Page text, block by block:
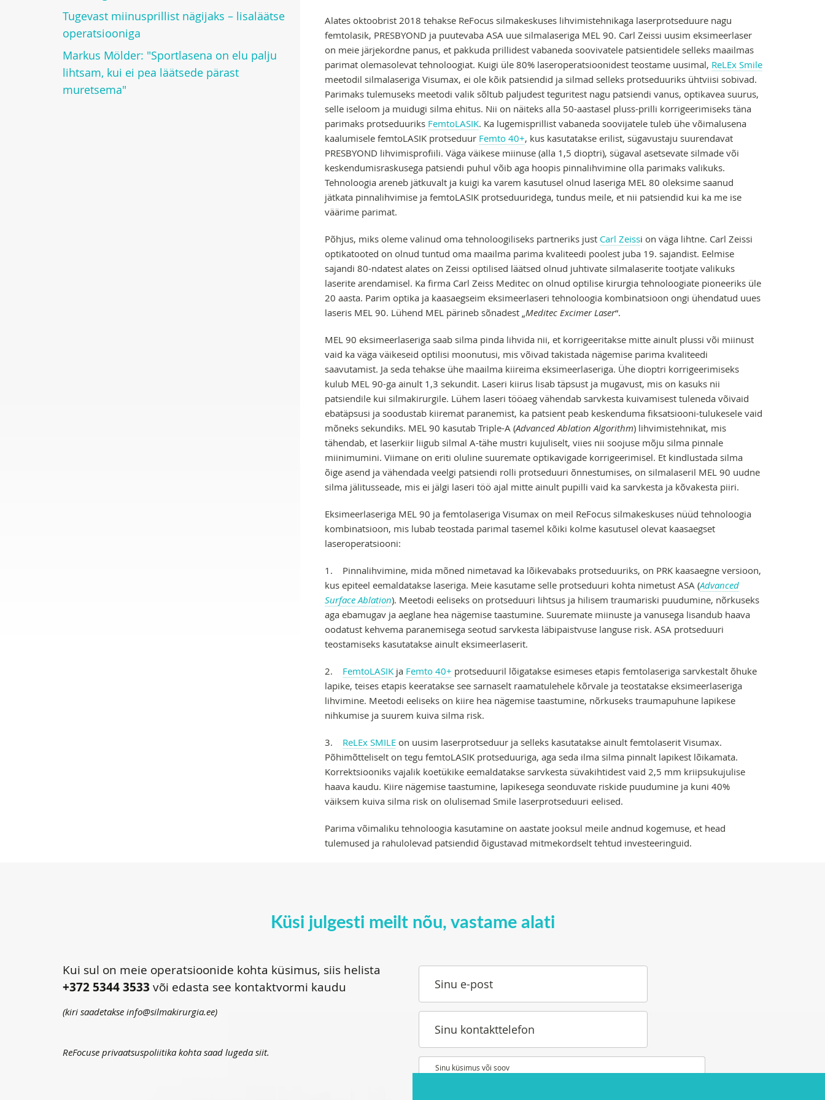
Alates oktoobrist 2018 tehakse ReFocus silmakeskuses lihvimistehnikaga laserprotseduure nagu
femtolasik, PRESBYOND ja puutevaba ASA uue silmalaseriga MEL 90. Carl Zeissi uusim eksimeerlaser
on meie järjekordne panus, et pakkuda prillidest vabaneda soovivatele patsientidele selleks maailmas
parimat olemasolevat tehnoloogiat. Kuigi üle 80% laseroperatsioonidest teostame uusimal, ReLEx Smile
meetodil silmalaseriga Visumax, ei ole kõik patsiendid ja silmad selleks protseduuriks ühtviisi sobivad.
Parimaks tulemuseks meetodi valik sõltub paljudest teguritest nagu patsiendi vanus, optikavea suurus,
selle iseloom ja muidugi silma ehitus. Nii on näiteks alla 50-aastasel pluss-prilli korrigeerimiseks täna
parimaks protseduuriks FemtoLASIK. Ka lugemisprillist vabaneda soovijatele tuleb ühe võimalusena
kaalumisele femtoLASIK protseduur Femto 40+, kus kasutatakse erilist, sügavustaju suurendavat
PRESBYOND lihvimisprofiili. Väga väikese miinuse (alla 1,5 dioptri), sügaval asetsevate silmade või
keskendumisraskusega patsiendi puhul võib aga hoopis pinnalihvimine olla parimaks valikuks.
Tehnoloogia areneb jätkuvalt ja kuigi ka varem kasutusel olnud laseriga MEL 80 oleksime saanud
jätkata pinnalihvimise ja femtoLASIK protseduuridega, tundus meile, et nii patsiendid kui ka me ise
väärime parimat.
Põhjus, miks oleme valinud oma tehnoloogiliseks partneriks just Carl Zeissi on väga lihtne. Carl Zeissi
optikatooted on olnud tuntud oma maailma parima kvaliteedi poolest juba 19. sajandist. Eelmise
sajandi 80-ndatest alates on Zeissi optilised läätsed olnud juhtivate silmalaserite tootjate valikuks
laserite arendamisel. Ka firma Carl Zeiss Meditec on olnud optilise kirurgia tehnoloogiate pioneeriks üle
20 aasta. Parim optika ja kaasaegseim eksimeerlaseri tehnoloogia kombinatsioon ongi ühendatud uues
laseris MEL 90. Lühend MEL pärineb sõnadest „Meditec Excimer Laser“.
MEL 90 eksimeerlaseriga saab silma pinda lihvida nii, et korrigeeritakse mitte ainult plussi või miinust
vaid ka väga väikeseid optilisi moonutusi, mis võivad takistada nägemise parima kvaliteedi
saavutamist. Ja seda tehakse ühe maailma kiireima eksimeerlaseriga. Ühe dioptri korrigeerimiseks
kulub MEL 90-ga ainult 1,3 sekundit. Laseri kiirus lisab täpsust ja mugavust, mis on kasuks nii
patsiendile kui silmakirurgile. Lühem laseri tööaeg vähendab sarvkesta kuivamisest tuleneda võivaid
ebatäpsusi ja soodustab kiiremat paranemist, ka patsient peab keskenduma fiksatsiooni-tulukesele vaid
mõneks sekundiks. MEL 90 kasutab Triple-A (Advanced Ablation Algorithm) lihvimistehnikat, mis
tähendab, et laserkiir liigub silmal A-tähe mustri kujuliselt, viies nii soojuse mõju silma pinnale
miinimumini. Viimane on eriti oluline suuremate optikavigade korrigeerimisel. Et kindlustada silma
õige asend ja vähendada veelgi patsiendi rolli protseduuri õnnestumises, on silmalaseril MEL 90 uudne
silma jälitusseade, mis ei jälgi laseri töö ajal mitte ainult pupilli vaid ka sarvkesta ja kõvakesta piiri.
Eksimeerlaseriga MEL 90 ja femtolaseriga Visumax on meil ReFocus silmakeskuses nüüd tehnoloogia
kombinatsioon, mis lubab teostada parimal tasemel kõiki kolme kasutusel olevat kaasaegset
laseroperatsiooni:
1. Pinnalihvimine, mida mõned nimetavad ka lõikevabaks protseduuriks, on PRK kaasaegne versioon,
kus epiteel eemaldatakse laseriga. Meie kasutame selle protseduuri kohta nimetust ASA (Advanced
Surface Ablation). Meetodi eeliseks on protseduuri lihtsus ja hilisem traumariski puudumine, nõrkuseks
aga ebamugav ja aeglane hea nägemise taastumine. Suuremate miinuste ja vanusega lisandub haava
oodatust kehvema paranemisega seotud sarvkesta läbipaistvuse languse risk. ASA protseduuri
teostamiseks kasutatakse ainult eksimeerlaserit.
2. FemtoLASIKja Femto 40+ protseduuril lõigatakse esimeses etapis femtolaseriga sarvkestalt õhuke
lapike, teises etapis keeratakse see sarnaselt raamatulehele kõrvale ja teostatakse eksimeerlaseriga
lihvimine. Meetodi eeliseks on kiire hea nägemise taastumine, nõrkuseks traumapuhune lapikese
nihkumise ja suurem kuiva silma risk.
3. ReLEx SMILEon uusim laserprotseduur ja selleks kasutatakse ainult femtolaserit Visumax.
Põhimõtteliselt on tegu femtoLASIK protseduuriga, aga seda ilma silma pinnalt lapikest lõikamata.
Korrektsiooniks vajalik koetükike eemaldatakse sarvkesta süvakihtidest vaid 2,5 mm kriipsukujulise
haava kaudu. Kiire nägemise taastumine, lapikesega seonduvate riskide puudumine ja kuni 40%
väiksem kuiva silma risk on olulisemad Smile laserprotseduuri eelised.
Parima võimaliku tehnoloogia kasutamine on aastate jooksul meile andnud kogemuse, et head
tulemused ja rahulolevad patsiendid õigustavad mitmekordselt tehtud investeeringuid.
Tugevast miinusprillist nägijaks – lisaläätse
operatsiooniga
Markus Mölder: "Sportlasena on elu palju
lihtsam, kui ei pea läätsede pärast
muretsema"
Küsi julgesti meilt nõu, vastame alati
Kui sul on meie operatsioonide kohta küsimus, siis helista
+372 5344 3533 või edasta see kontaktvormi kaudu
(kiri saadetakse info@silmakirurgia.ee)
ReFocuse privaatsuspoliitika kohta saad lugeda siit.
Sinu e-post
Sinu kontakttelefon
Sinu küsimus või soov